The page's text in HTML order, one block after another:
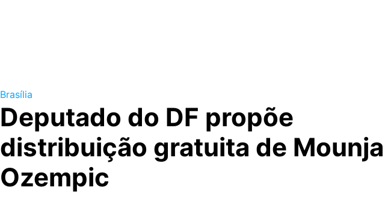
Brasília
Deputado do DF propõe
distribuição gratuita de
Ozempic